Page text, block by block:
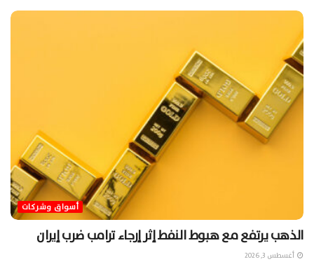
أسواق وشركات
الذهب يرتفع مع هبوط النفط إثر إرجاء ترامب ضرب إيران
أغسطس 3, 2026